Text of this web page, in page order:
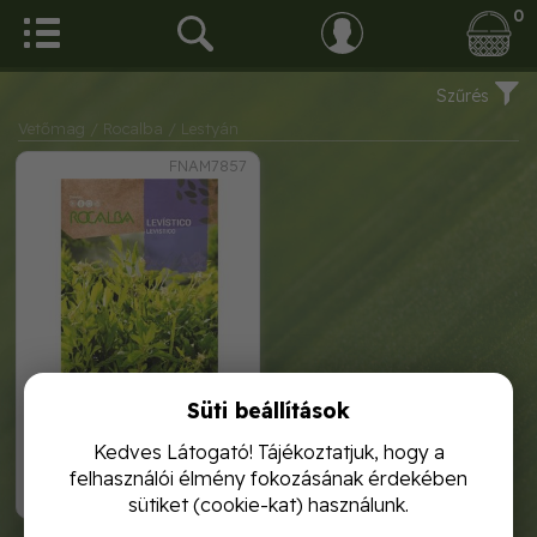
0
Szűrés
Vetőmag / Rocalba
/ Lestyán
FNAM7857
1 120,-
lestyán 1g rocalba
Süti beállítások
Kedves Látogató! Tájékoztatjuk, hogy a
felhasználói élmény fokozásának érdekében
sütiket (cookie-kat) használunk.